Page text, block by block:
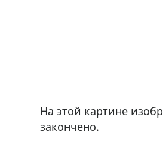
На этой картине
закончено.